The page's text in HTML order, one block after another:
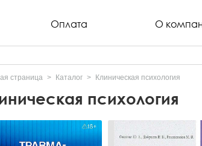
Оплата О
страница Каталог Клиническая психология
психология